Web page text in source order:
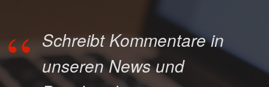
Schreibt Kommentare in
unseren News und